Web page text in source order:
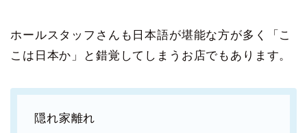
ホールスタッフさんも日本語が堪能な方が多く「こ
こは日本か」と錯覚してしまうお店でもあります。
隠れ家離れ